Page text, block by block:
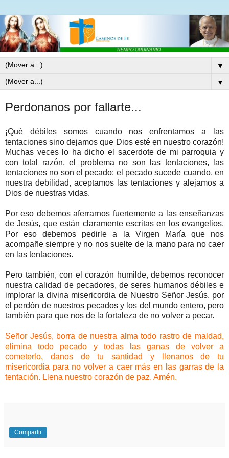
▼
▼
Perdonanos por fallarte...
¡Qué débiles somos cuando nos enfrentamos a las
tentaciones sino dejamos que Dios esté en nuestro corazón!
Muchas veces lo ha dicho el sacerdote de mi parroquia y
con total razón, el problema no son las tentaciones, las
tentaciones no son el pecado: el pecado sucede cuando, en
nuestra debilidad, aceptamos las tentaciones y alejamos a
Dios de nuestras vidas.
Por eso debemos aferrarnos fuertemente a las enseñanzas
de Jesús, que están claramente escritas en los evangelios.
Por eso debemos pedirle a la Virgen María que nos
acompañe siempre y no nos suelte de la mano para no caer
en las tentaciones.
Pero también, con el corazón humilde, debemos reconocer
nuestra calidad de pecadores, de seres humanos débiles e
implorar la divina misericordia de Nuestro Señor Jesús, por
el perdón de nuestros pecados y los del mundo entero, pero
también para que nos de la fortaleza de no volver a pecar.
Señor Jesús, borra de nuestra alma todo rastro de maldad,
elimina todo pecado y todas las ganas de volver a
cometerlo, danos de tu santidad y llenanos de tu
misericordia para no volver a caer más en las garras de la
tentación. Llena nuestro corazón de paz. Amén.
Compartir